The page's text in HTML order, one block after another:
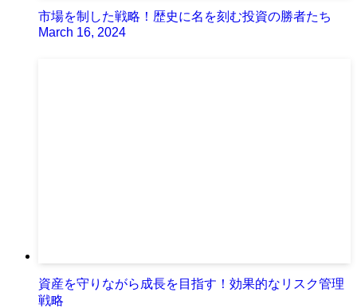
市場を制した戦略！歴史に名を刻む投資の勝者たち
March 16, 2024
資産を守りながら成長を目指す！効果的なリスク管理
戦略